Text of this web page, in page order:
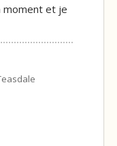
moment et je